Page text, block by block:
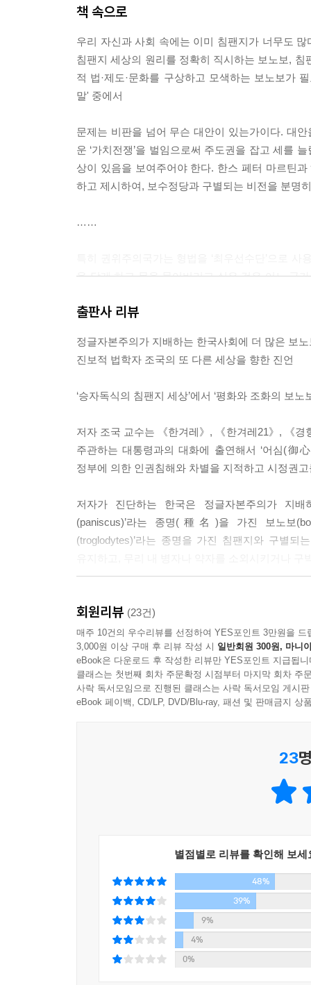
책 속으로
우리 자신과 사회 속에는 이미 침팬지가 너무도
침팬지 세상의 원리를 정확히 직시하는 보노보,
적 법·제도·문화를 구상하고 모색하는 보노보가
말' 중에서
문제는 비판을 넘어 무슨 대안이 있는가이다. 대
운 ‘가치전쟁’을 벌임으로써 주도권을 잡고 세를
상이 있음을 보여주어야 한다. 한스 페터 마르틴
하고 제시하여, 보수정당과 구별되는 비전을 분명
……
을 닫게 하고 몸을 묶어버리고 싶은 것은 어느 국
을 사용하여 체제에 임박하고 직접적 위협을 가하
……
소수자가 있다. … 이들에게는 단일민족의 혈통과
추방되기도 한다.
--- '본문' 중에서
출판사 리뷰
정글자본주의가 지배하는 한국사회에 더 많은 보
진보적 법학자 조국의 또 다른 세상을 향한 진언
‘승자독식의 침팬지 세상’에서 ‘평화와 조화의 보노
저자 조국 교수는 《한겨레》, 《한겨레21》, 《경
주관하는 대통령과의 대화에 출연해서 ‘어심(御
정부에 의한 인권침해와 차별을 지적하고 시정권
저자가 진단하는 한국은 정글자본주의가 지
(paniscus)’라는 종명(種名)을 가진 보노보
(troglodytes)’라는 종명을 가진 침팬지와 구별
자유주의를 제창한 존 롤스(John Rawls)의 정의
“전쟁이 아니라 연애를 하자”(Make Love, Not
보노보의 행태와 문화는 전 세계 영장류학계는
정글화되고 있는 한국사회에 여러 시사를 던진다
통하여 우회적으로 강조하였다.
보노보의 상징적 성격으로 다가온다. 낡은 방식
저자는 먼저 현 상황의 위기적 국면들을 다각적
점점 더 빨리, 더 거칠게 돌아간다는 것이다. 노
이주노동자에 대한 차별구조는 심각한 지경에 이
더욱 가속화시킨다는 것이 저자의 진단이다.
저자는 이러한 현실 속에서 진보진영의 역할
회원리뷰 (23건)
매주 10건의 우수리뷰를 선정하여 YES포인트 3만원을 드
3,000원 이상 구매 후 리뷰 작성 시 일반회원 300원, 마니
eBook은 다운로드 후 작성한 리뷰만 YES포인트 지급됩니
클래스는 첫번째 회차 주문확정 시점부터 마지막 회차 주
사락 독서모임으로 진행된 클래스는 사락 독서모임 게시
eBook 페이백, CD/LP, DVD/Blu-ray, 패션 및 판매금지 상
23
별점별로 리뷰를 확인해 보세
48%
39%
9%
4%
0%